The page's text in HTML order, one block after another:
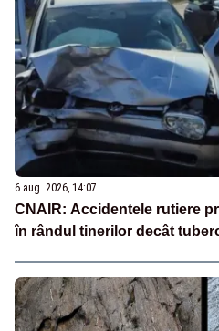
6 aug. 2026, 14:07
CNAIR: Accidentele rutiere
în rândul tinerilor decât